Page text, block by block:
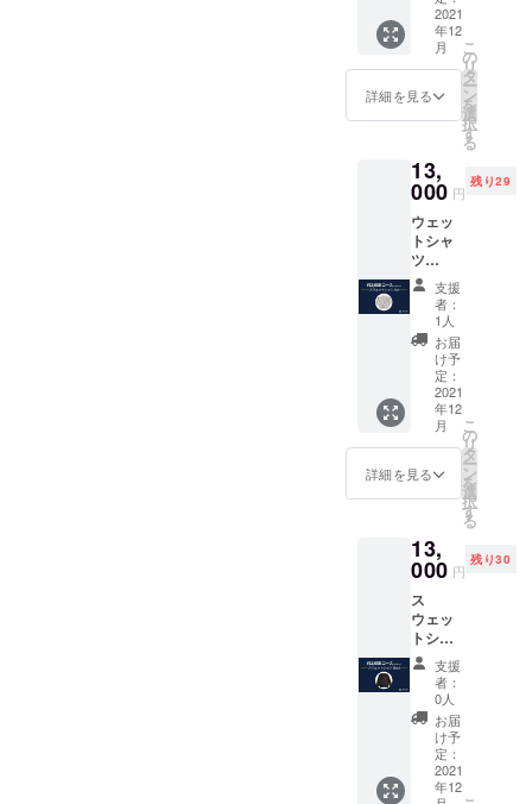
ただい
た方の
名前 ※
支援
時、必
お名前
をご記
さい。
（※ニッ
クネー
ム可）
コット
イズ】
S, M, L,
XL サイ
い"
●LOVL
感謝の
メッ
セージ
付きの
ポスト
カード
●LOVL
UEオ
フィ
シャル
サイト
に支援
してい
ただい
時、必
ず備考
希望の
お名前
をご記
入くだ
さい。
（※ニッ
クネー
ム可）
感と丈
夫さ ✔︎
ガーメ
ントダ
イ*（縫
製後の
果、洗
濯をし
ても縮
みませ
ん ✔︎
ゆった
りめに
カット
された
デザイ
材】
100%
コット
イズ】
S, M, L,
くださ
い"
UEから
感謝の
メッ
セージ
付きの
ポスト
カード
●LOVL
UEオ
フィ
シャル
2021
年12
月
詳細を見る
こ
の
リ
タ
ー
ン
を
選
択
す
る
13,
000 円
残り29
ウェッ
トシャ
ツ
[Ash] ✔︎
ユニ
セック
ス ✔︎ 14
オンス
と非常
に重
く、
10°Cの
低温で
も暖か
さを提
シュリ
ンクフ
リー
（縮ま
ない）
【素
材】
コット
ン98％ /
ポリエ
ステル
【サイ
ズ】S,
支援
者：
1人
お届
け予
定：
2021
年12
月
詳細を見る
こ
の
リ
タ
ー
ン
を
選
択
す
る
13,
000 円
残り30
ス
ウェッ
トシャ
ツ
[Black]
✔︎ ユニ
セック
ス ✔︎ 14
オンス
と非常
に重
支援
者：
0人
お届
け予
定：
2021
年12